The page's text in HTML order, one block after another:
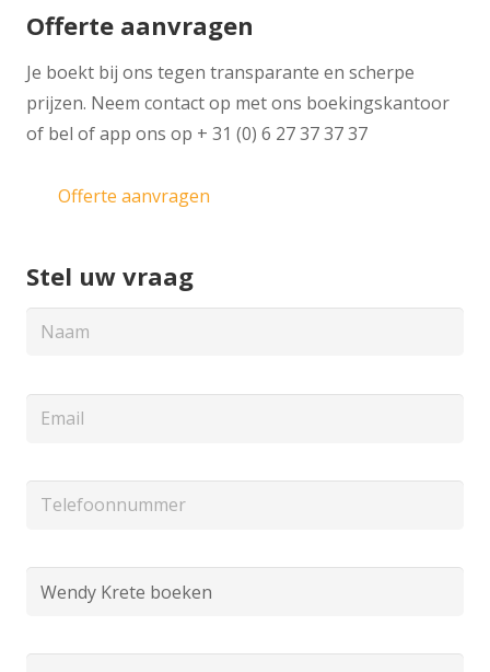
Offerte aanvragen
Je boekt bij ons tegen transparante en scherpe
prijzen. Neem contact op met ons boekingskantoor
of bel of app ons op + 31 (0) 6 27 37 37 37
Offerte aanvragen
Stel uw vraag